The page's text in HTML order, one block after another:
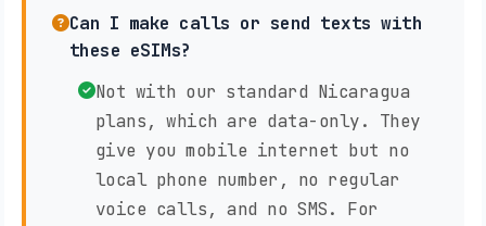
Can I make calls or send texts with
these eSIMs?
Not with our standard Nicaragua
plans, which are data-only. They
give you mobile internet but no
local phone number, no regular
voice calls, and no SMS. For